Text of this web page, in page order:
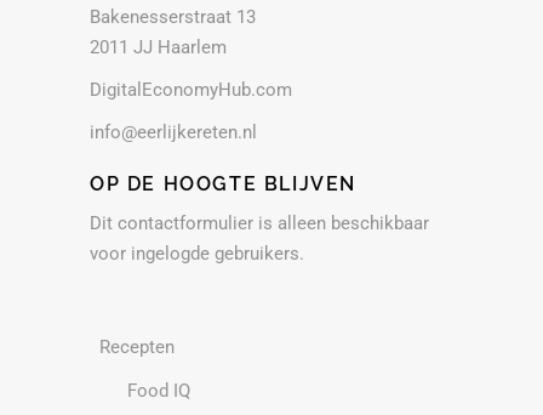
Bakenesserstraat 13
2011 JJ Haarlem
DigitalEconomyHub.com
info@eerlijkereten.nl
OP DE HOOGTE BLIJVEN
Dit contactformulier is alleen beschikbaar
voor ingelogde gebruikers.
Recepten
Food IQ